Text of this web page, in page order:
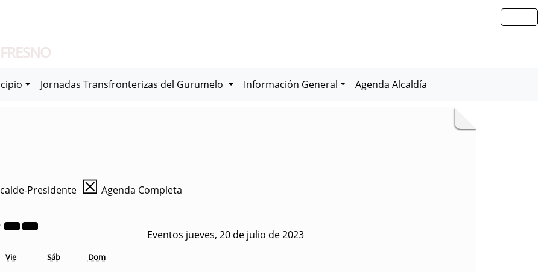
Jornadas Transfronterizas del Gurumelo Información General Agenda Alcaldía
Presidente ☒ Agenda Completa
Vie Sáb Dom
Eventos jueves, 20 de julio de 2023